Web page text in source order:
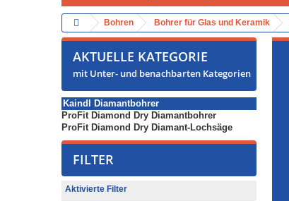
Bohren Bohrer für Glas und Keramik
AKTUELLE KATEGORIE
mit Unter- und benachbarten Kategorien
Kaindl Diamantbohrer
ProFit Diamond Dry Diamantbohrer
ProFit Diamond Dry Diamant-Lochsäge
FILTER
Aktivierte Filter